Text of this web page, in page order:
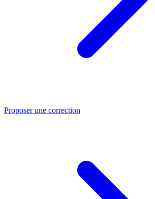
Proposer une correction